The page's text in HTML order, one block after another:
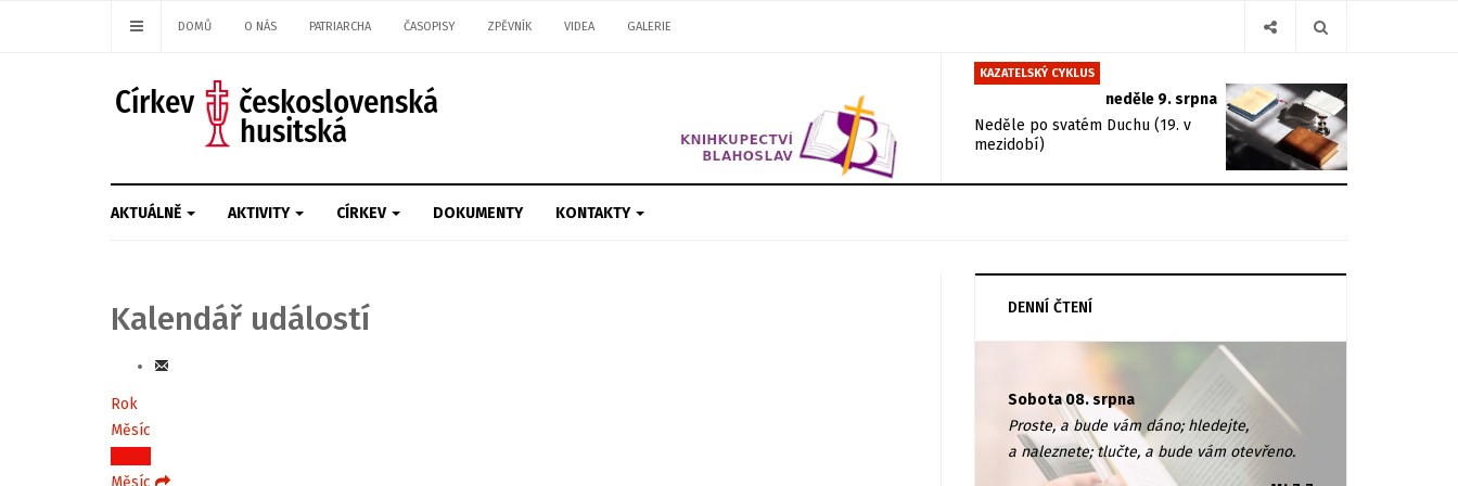
DOMŮ O NÁS PATRIARCHA ČASOPISY ZPĚVNÍK VIDEA GALERIE
KAZATELSKÝ CYKLUS
neděle 9. srpna
Neděle po svatém Duchu (19. v
mezidobí)
AKTUÁLNĚ AKTIVITY CÍRKEV DOKUMENTY KONTAKTY
Kalendář událostí
Rok
Měsíc
Týden
Měsíc
DENNÍ ČTENÍ
Sobota 08. srpna
Proste, a bude vám dáno; hledejte,
a naleznete; tlučte, a bude vám otevřeno.